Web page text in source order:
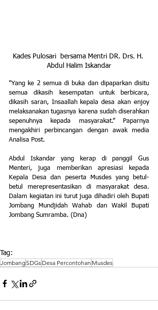
Kades Pulosari  bersama Mentri DR. Drs. H.
Abdul Halim Iskandar
"Yang ke 2 semua di buka dan dipaparkan disitu
semua dikasih kesempatan untuk berbicara,
dikasih saran, Insaallah kepala desa akan enjoy
melaksanakan tugasnya karena sudah diserahkan
sepenuhnya kepada masyarakat.” Paparnya
mengakhiri perbincangan dengan awak media
Analisa Post.
Abdul Iskandar yang kerap di panggil Gus
Menteri, juga memberikan apresiasi kepada
Kepala Desa dan peserta Musdes yang betul-
betul merepresentasikan di masyarakat desa.
Dalam kegiatan ini turut juga dihadiri oleh Bupati
Jombang Mundjidah Wahab dan Wakil Bupati
Jombang Sumramba. (Dna)
Tag:
JombangSDGs Desa Percontohan Musdes